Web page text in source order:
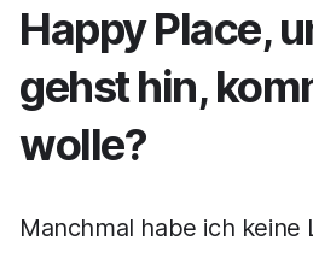
Happy Place,
gehst hin,
wolle?
Manchmal habe ich keine